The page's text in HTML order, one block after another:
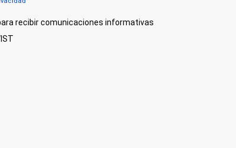
recibir comunicaciones informativas